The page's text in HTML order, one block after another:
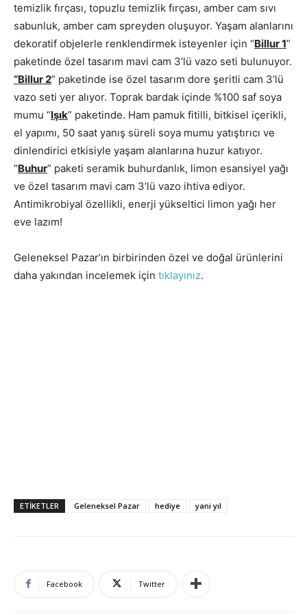
temizlik fırçası, topuzlu temizlik fırçası, amber cam sıvı
sabunluk, amber cam spreyden oluşuyor. Yaşam alanlarını
dekoratif objelerle renklendirmek isteyenler için “Billur 1”
paketinde özel tasarım mavi cam 3’lü vazo seti bulunuyor.
“Billur 2” paketinde ise özel tasarım dore şeritli cam 3’lü
vazo seti yer alıyor. Toprak bardak içinde %100 saf soya
mumu “Işık” paketinde. Ham pamuk fitilli, bitkisel içerikli,
el yapımı, 50 saat yanış süreli soya mumu yatıştırıcı ve
dinlendirici etkisiyle yaşam alanlarına huzur katıyor.
“Buhur” paketi seramik buhurdanlık, limon esansiyel yağı
ve özel tasarım mavi cam 3’lü vazo ihtiva ediyor.
Antimikrobiyal özellikli, enerji yükseltici limon yağı her
eve lazım!
Geleneksel Pazar’ın birbirinden özel ve doğal ürünlerini
daha yakından incelemek için tıklayınız.
ETIKETLER Geleneksel Pazar hediye yani yıl
Facebook Twitter